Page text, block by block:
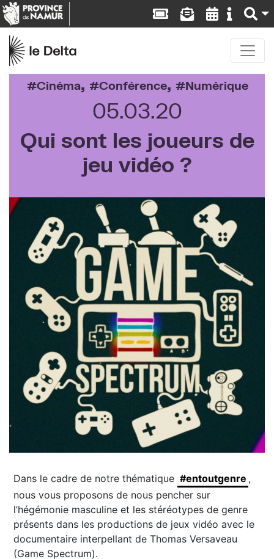
Cinéma, Conférence, Numérique
05.03.20
Qui sont les joueurs de
jeu vidéo ?
Dans le cadre de notre thématique #entoutgenre ,
nous vous proposons de nous pencher sur
l’hégémonie masculine et les stéréotypes de genre
présents dans les productions de jeux vidéo avec le
documentaire interpellant de Thomas Versaveau
(Game Spectrum).